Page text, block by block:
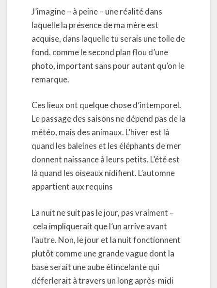
J’imagine – à peine – une réalité dans
laquelle la présence de ma mère est
acquise, dans laquelle tu serais une toile de
fond, comme le second plan flou d’une
photo, important sans pour autant qu’on le
remarque.
Ces lieux ont quelque chose d’intemporel.
Le passage des saisons ne dépend pas de la
météo, mais des animaux. L’hiver est là
quand les baleines et les éléphants de mer
donnent naissance à leurs petits. L’été est
là quand les oiseaux nidifient. L’automne
appartient aux requins
La nuit ne suit pas le jour, pas vraiment –
cela impliquerait que l’un arrive avant
l’autre. Non, le jour et la nuit fonctionnent
plutôt comme une grande vague dont la
base serait une aube étincelante qui
déferlerait à travers un long après-midi